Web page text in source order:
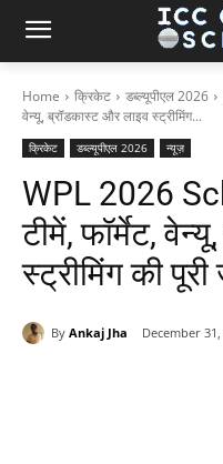
Home क्रिकेट डब्ल्यूपीएल 2026
वेन्यू, ब्रॉडकास्ट और लाइव स्ट्रीमिंग...
क्रिकेट डब्ल्यूपीएल 2026 न्यूज़
WPL 2026
टीमें, फॉर्मेट,
स्ट्रीमिंग की पूरी
By Ankaj Jha December